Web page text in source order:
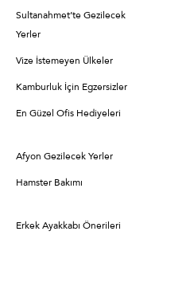
Sultanahmet’te Gezilecek
Yerler
Vize İstemeyen Ülkeler
Kamburluk İçin Egzersizler
En Güzel Ofis Hediyeleri
Afyon Gezilecek Yerler
Hamster Bakımı
Erkek Ayakkabı Önerileri